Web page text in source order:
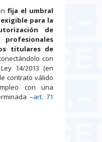
fija el umbral
para la
de
titulares de
con
14/2013 (en
contrato válido
con una
–art. 71